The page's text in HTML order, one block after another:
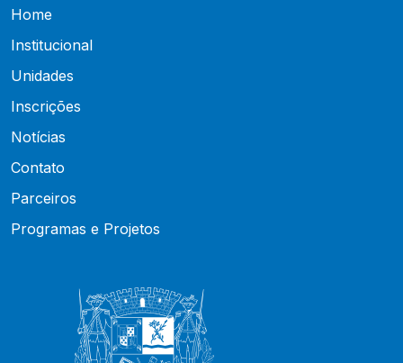
Home
Institucional
Unidades
Inscrições
Notícias
Contato
Parceiros
Programas e Projetos